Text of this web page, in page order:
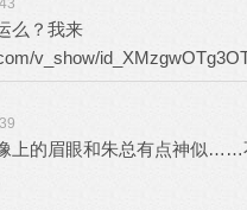
么？我来
v_show/
上的眉眼和朱总有点神似……